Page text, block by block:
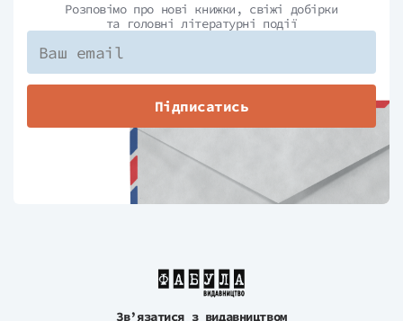
Розповімо про нові книжки, свіжі добірки
та головні літературні події
Підписатись
Зв’язатися з видавництвом